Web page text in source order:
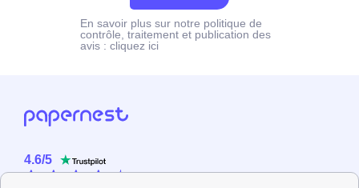
En savoir plus sur notre politique de
contrôle, traitement et publication des
avis : cliquez ici
4.6/5